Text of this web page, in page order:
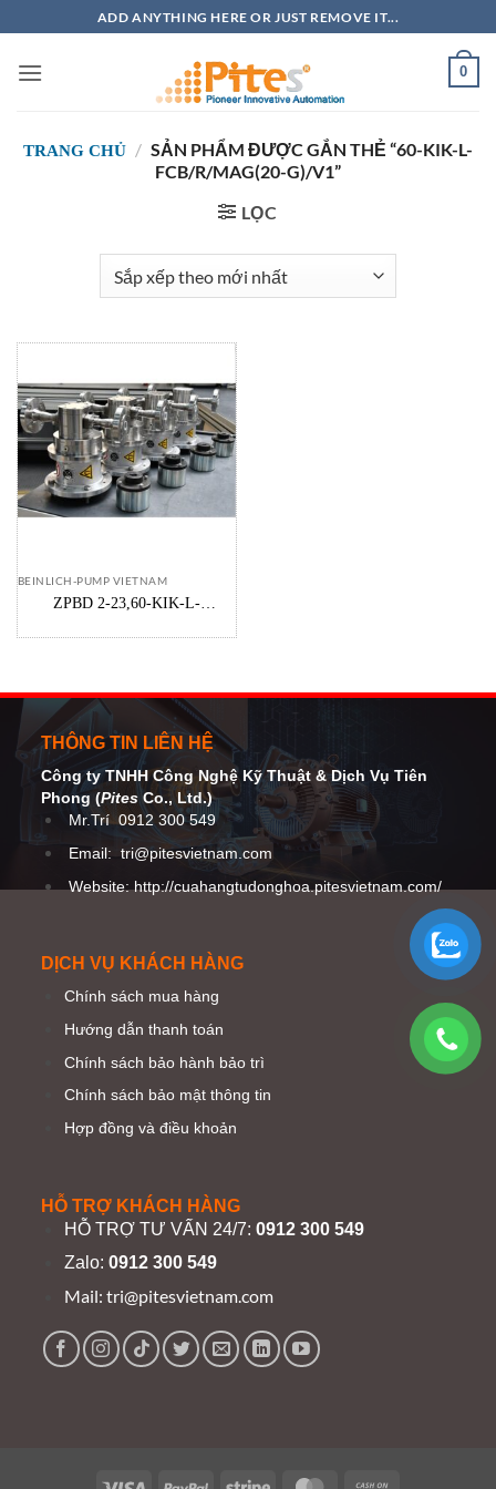
qua
nội
ADD ANYTHING HERE OR JUST REMOVE IT...
0
TRANG CHỦ / SẢN PHẨM ĐƯỢC GẮN THẺ “60-KIK-L-
FCB/R/MAG(20-G)/V1”
LỌC
BEINLICH-PUMP VIETNAM
ZPBD 2-23,60-KIK-L-
pumps – ZPBD Bơm định lượng
THÔNG TIN LIÊN HỆ
Công ty TNHH Công Nghệ Kỹ Thuật& Dịch Vụ Tiên
Phong (Pites Co., Ltd.)
Mr.Trí 0912 300 549
Email:tri@pitesvietnam.com
Website: http://cuahangtudonghoa.pitesvietnam.com/
DỊCH VỤ KHÁCH HÀNG
Chính sách mua hàng
Hướng dẫn thanh toán
Chính sách bảo hành bảo trì
Chính sách bảo mật thông tin
Hợp đồng và điều khoản
HỖ TRỢ KHÁCH HÀNG
HỖ TRỢ TƯ VẤN 24/7:0912 300 549
Zalo:0912 300 549
Mail:tri@pitesvietnam.com